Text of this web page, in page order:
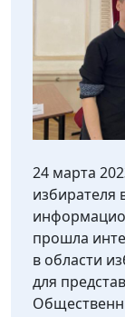
24 марта
избирателя
прошла
в области
для